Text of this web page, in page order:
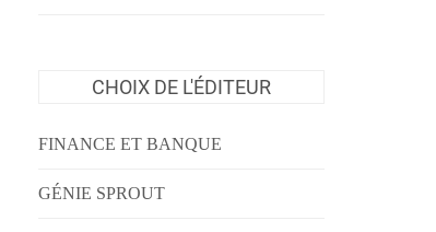
CHOIX DE L'ÉDITEUR
FINANCE ET BANQUE
GÉNIE SPROUT